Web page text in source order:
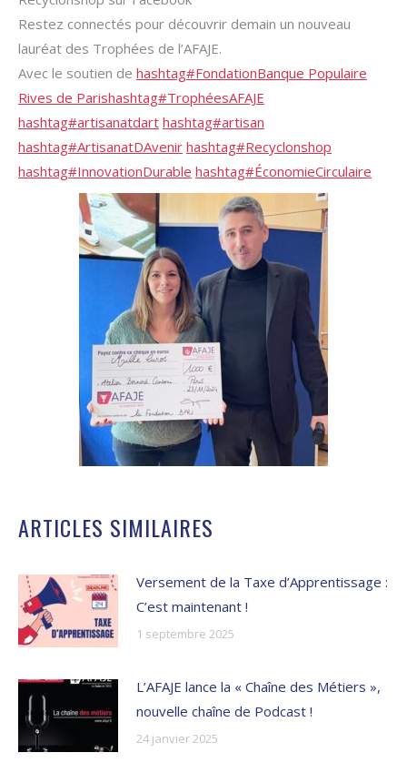
Restez connectés pour découvrir demain un nouveau
lauréat des Trophées de l’AFAJE.
Avec le soutien de hashtag#FondationBanque Populaire
Rives de Parishashtag#TrophéesAFAJE
hashtag#artisanatdart hashtag#artisan
hashtag#ArtisanatDAvenir hashtag#Recyclonshop
hashtag#InnovationDurable hashtag#ÉconomieCirculaire
ARTICLES SIMILAIRES
Versement de la Taxe d’Apprentissage :
C’est maintenant !
1 septembre 2025
L’AFAJE lance la « Chaîne des Métiers »,
nouvelle chaîne de Podcast !
24 janvier 2025